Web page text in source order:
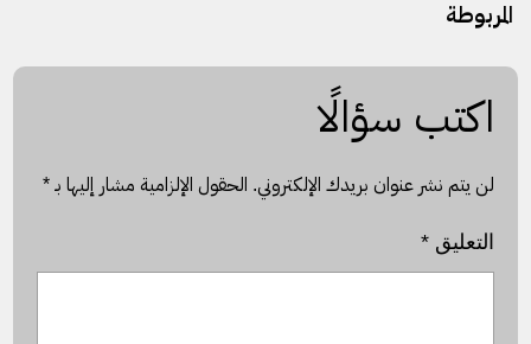
المربوطة
اكتب سؤالًا
لن يتم نشر عنوان بريدك الإلكتروني. الحقول الإلزامية مشار إليها بـ*
التعليق*